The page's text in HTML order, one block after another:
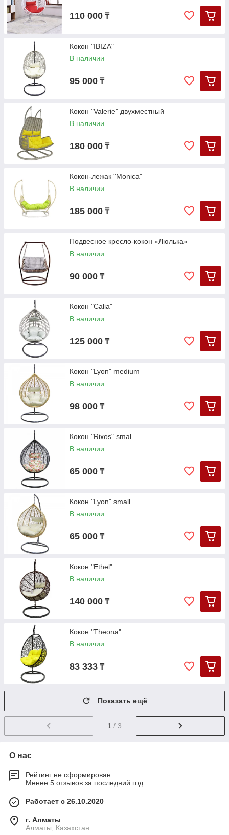
110 000 ₸
Кокон "IBIZA"
В наличии
95 000 ₸
Кокон "Valerie" двухместный
В наличии
180 000 ₸
Кокон-лежак "Monica"
В наличии
185 000 ₸
Подвесное кресло-кокон «Люлька»
В наличии
90 000 ₸
Кокон "Calia"
В наличии
125 000 ₸
Кокон "Lyon" medium
В наличии
98 000 ₸
Кокон "Rixos" smal
В наличии
65 000 ₸
Кокон "Lyon" small
В наличии
65 000 ₸
Кокон "Ethel"
В наличии
140 000 ₸
Кокон "Theona"
В наличии
83 333 ₸
Показать ещё
1 / 3
О нас
Рейтинг не сформирован
Менее 5 отзывов за последний год
Работает с 26.10.2020
г. Алматы
Алматы, Казахстан